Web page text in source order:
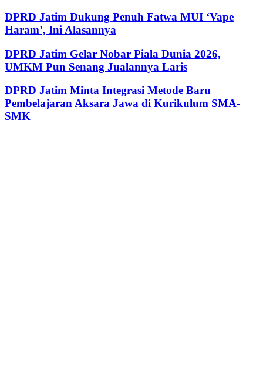
DPRD Jatim Dukung Penuh Fatwa MUI ‘Vape
Haram’, Ini Alasannya
DPRD Jatim Gelar Nobar Piala Dunia 2026,
UMKM Pun Senang Jualannya Laris
DPRD Jatim Minta Integrasi Metode Baru
Pembelajaran Aksara Jawa di Kurikulum SMA-
SMK